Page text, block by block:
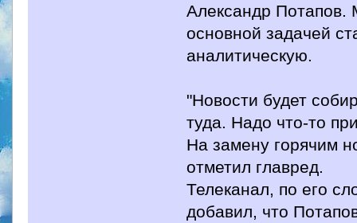
Александр
основной задачей
аналитическую.
"Новости будет
туда. Надо что-то
На замену горячим
отметил главред.
Телеканал, по его
добавил, что